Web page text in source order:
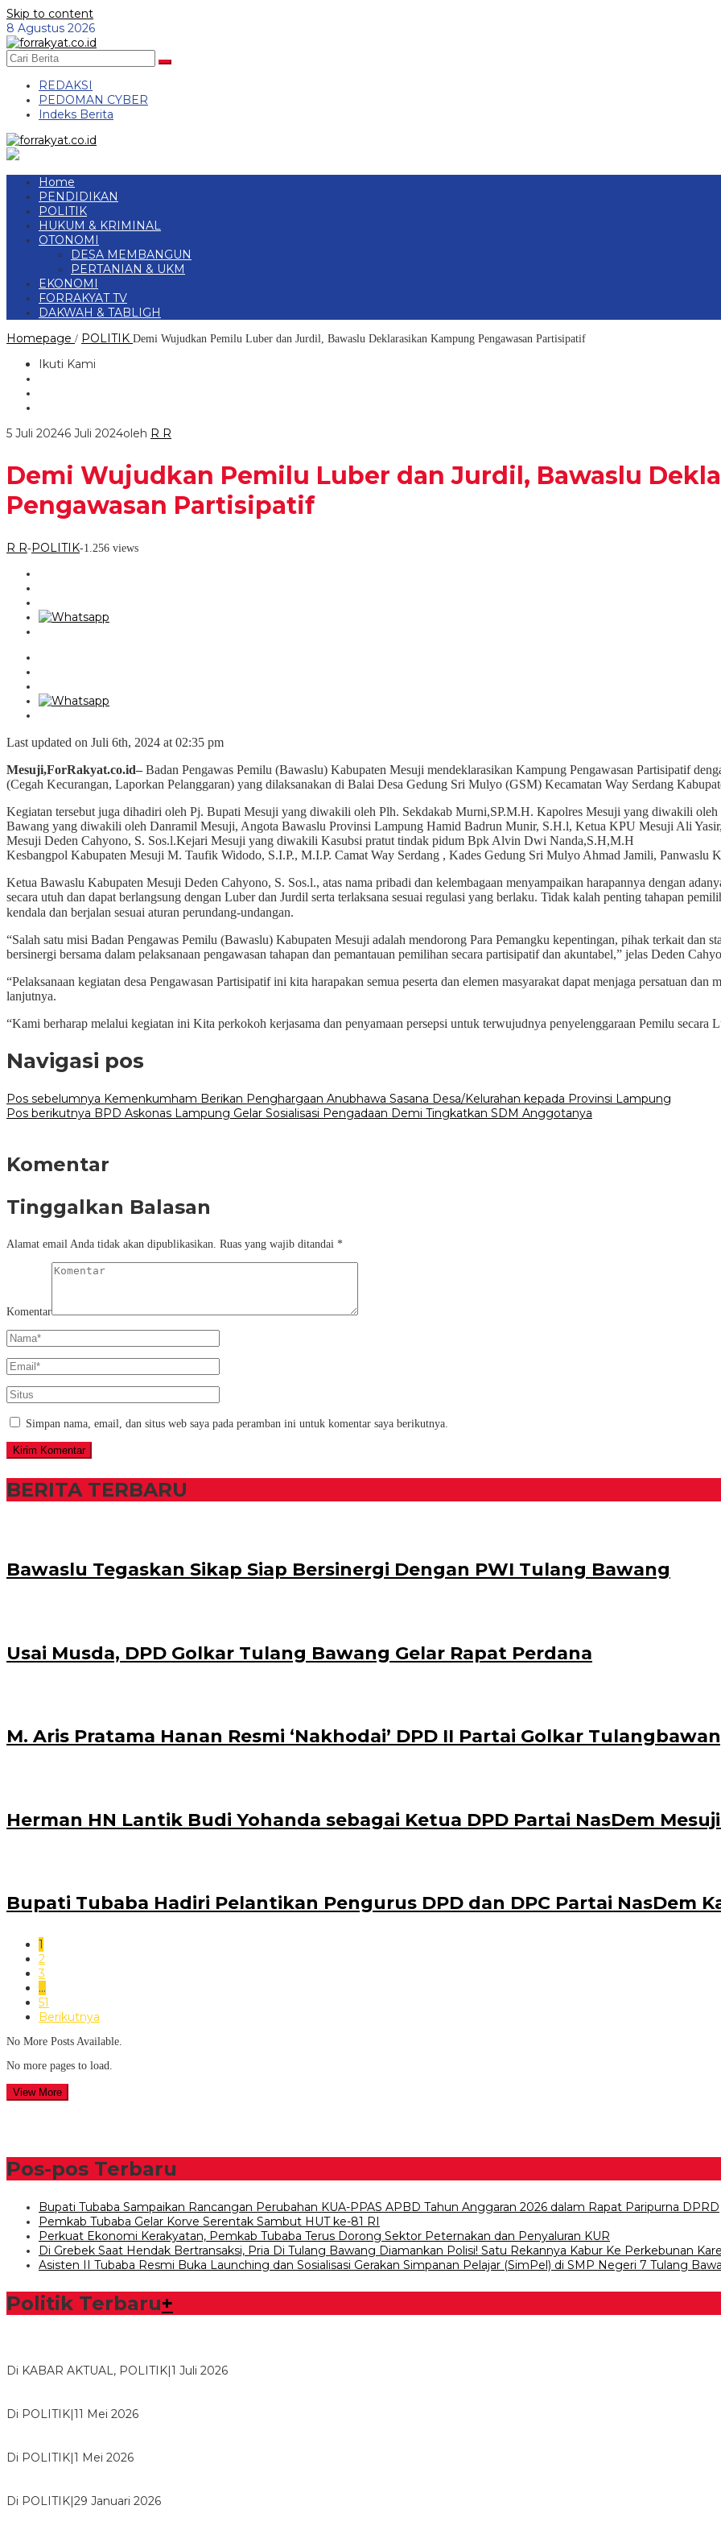
Skip to content
8 Agustus 2026
REDAKSI
PEDOMAN CYBER
Indeks Berita
Home
PENDIDIKAN
POLITIK
HUKUM & KRIMINAL
OTONOMI
DESA MEMBANGUN
PERTANIAN & UKM
EKONOMI
FORRAKYAT TV
DAKWAH & TABLIGH
Homepage / POLITIK Demi Wujudkan Pemilu Luber dan Jurdil, Bawaslu Deklarasikan Kampung Pengawasan Partisipatif
Ikuti Kami
5 Juli 20246 Juli 2024oleh R R
Demi Wujudkan Pemilu Luber dan Jurdil, Bawaslu
Pengawasan Partisipatif
R R-POLITIK-1.256 views
Last updated on Juli 6th, 2024 at 02:35 pm
Mesuji,ForRakyat.co.id– Badan Pengawas Pemilu (Bawaslu) Kabupaten Mesuji mendeklarasikan Kampung Pengawasan Partisipatif
(Cegah Kecurangan, Laporkan Pelanggaran) yang dilaksanakan di Balai Desa Gedung Sri Mulyo (GSM) Kecamatan Way Serdang
Kegiatan tersebut juga dihadiri oleh Pj. Bupati Mesuji yang diwakili oleh Plh. Sekdakab Murni,SP.M.H. Kapolres Mesuji yang diwakili
Bawang yang diwakili oleh Danramil Mesuji, Angota Bawaslu Provinsi Lampung Hamid Badrun Munir, S.H.l, Ketua KPU Mesuji Ali
Mesuji Deden Cahyono, S. Sos.l.Kejari Mesuji yang diwakili Kasubsi pratut tindak pidum Bpk Alvin Dwi Nanda,S.H,M.H
Kesbangpol Kabupaten Mesuji M. Taufik Widodo, S.I.P., M.I.P. Camat Way Serdang , Kades Gedung Sri Mulyo Ahmad Jamili, Panwaslu
Ketua Bawaslu Kabupaten Mesuji Deden Cahyono, S. Sos.l., atas nama pribadi dan kelembagaan menyampaikan harapannya dengan
secara utuh dan dapat berlangsung dengan Luber dan Jurdil serta terlaksana sesuai regulasi yang berlaku. Tidak kalah penting tahapan
kendala dan berjalan sesuai aturan perundang-undangan.
“Salah satu misi Badan Pengawas Pemilu (Bawaslu) Kabupaten Mesuji adalah mendorong Para Pemangku kepentingan, pihak terkait dan
bersinergi bersama dalam pelaksanaan pengawasan tahapan dan pemantauan pemilihan secara partisipatif dan akuntabel,” jelas Deden
“Pelaksanaan kegiatan desa Pengawasan Partisipatif ini kita harapakan semua peserta dan elemen masyarakat dapat menjaga persatuan
lanjutnya.
“Kami berharap melalui kegiatan ini Kita perkokoh kerjasama dan penyamaan persepsi untuk terwujudnya penyelenggaraan Pemilu
Navigasi pos
Pos sebelumnya Kemenkumham Berikan Penghargaan Anubhawa Sasana Desa/Kelurahan kepada Provinsi Lampung
Pos berikutnya BPD Askonas Lampung Gelar Sosialisasi Pengadaan Demi Tingkatkan SDM Anggotanya
Komentar
Tinggalkan Balasan
Alamat email Anda tidak akan dipublikasikan. Ruas yang wajib ditandai *
Komentar
Simpan nama, email, dan situs web saya pada peramban ini untuk komentar saya berikutnya.
BERITA TERBARU
Bawaslu Tegaskan Sikap Siap Bersinergi Dengan PWI Tulang Bawang
Usai Musda, DPD Golkar Tulang Bawang Gelar Rapat Perdana
M. Aris Pratama Hanan Resmi ‘Nakhodai’ DPD II Partai Golkar
Herman HN Lantik Budi Yohanda sebagai Ketua DPD Partai NasDem
Bupati Tubaba Hadiri Pelantikan Pengurus DPD dan DPC Partai NasDem
1
2
3
…
51
Berikutnya
No More Posts Available.
No more pages to load.
View More
Pos-pos Terbaru
Bupati Tubaba Sampaikan Rancangan Perubahan KUA-PPAS APBD Tahun Anggaran 2026 dalam Rapat Paripurna DPRD
Pemkab Tubaba Gelar Korve Serentak Sambut HUT ke-81 RI
Perkuat Ekonomi Kerakyatan, Pemkab Tubaba Terus Dorong Sektor Peternakan dan Penyaluran KUR
Di Grebek Saat Hendak Bertransaksi, Pria Di Tulang Bawang Diamankan Polisi! Satu Rekannya Kabur Ke Perkebunan
Asisten II Tubaba Resmi Buka Launching dan Sosialisasi Gerakan Simpanan Pelajar (SimPel) di SMP Negeri 7 Tulang
Politik Terbaru+
Di KABAR AKTUAL, POLITIK 1 Juli 2026
Di POLITIK 11 Mei 2026
Di POLITIK 1 Mei 2026
Di POLITIK 29 Januari 2026